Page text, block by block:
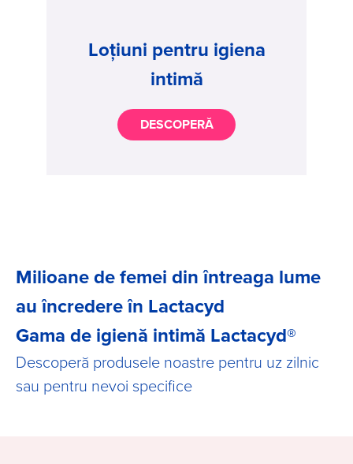
Loțiuni pentru igiena
intimă
DESCOPERĂ
Milioane de femei din întreaga lume
au încredere în Lactacyd
Gama de igienă intimă Lactacyd®
Descoperă produsele noastre pentru uz zilnic
sau pentru nevoi specifice